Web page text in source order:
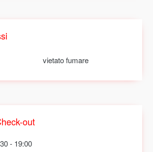
vietato fumare
out
- 19:00